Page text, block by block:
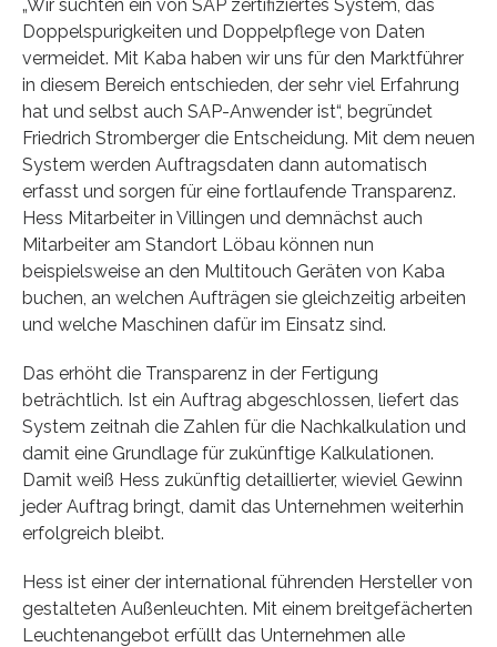
„Wir suchten ein von SAP zertifiziertes System, das
Doppelspurigkeiten und Doppelpflege von Daten
vermeidet. Mit Kaba haben wir uns für den Marktführer
in diesem Bereich entschieden, der sehr viel Erfahrung
hat und selbst auch SAP-Anwender ist“, begründet
Friedrich Stromberger die Entscheidung. Mit dem neuen
System werden Auftragsdaten dann automatisch
erfasst und sorgen für eine fortlaufende Transparenz.
Hess Mitarbeiter in Villingen und demnächst auch
Mitarbeiter am Standort Löbau können nun
beispielsweise an den Multitouch Geräten von Kaba
buchen, an welchen Aufträgen sie gleichzeitig arbeiten
und welche Maschinen dafür im Einsatz sind.
Das erhöht die Transparenz in der Fertigung
beträchtlich. Ist ein Auftrag abgeschlossen, liefert das
System zeitnah die Zahlen für die Nachkalkulation und
damit eine Grundlage für zukünftige Kalkulationen.
Damit weiß Hess zukünftig detaillierter, wieviel Gewinn
jeder Auftrag bringt, damit das Unternehmen weiterhin
erfolgreich bleibt.
Hess ist einer der international führenden Hersteller von
gestalteten Außenleuchten. Mit einem breitgefächerten
Leuchtenangebot erfüllt das Unternehmen alle